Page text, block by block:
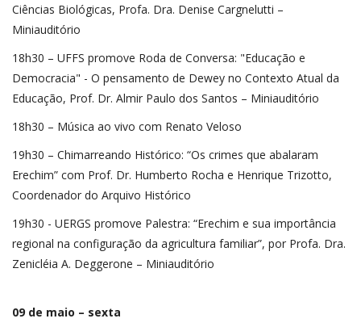
Ciências Biológicas, Profa. Dra. Denise Cargnelutti –
Miniauditório
18h30 – UFFS promove Roda de Conversa: "Educação e
Democracia" - O pensamento de Dewey no Contexto Atual da
Educação, Prof. Dr. Almir Paulo dos Santos – Miniauditório
18h30 – Música ao vivo com Renato Veloso
19h30 – Chimarreando Histórico: “Os crimes que abalaram
Erechim” com Prof. Dr. Humberto Rocha e Henrique Trizotto,
Coordenador do Arquivo Histórico
19h30 - UERGS promove Palestra: “Erechim e sua importância
regional na configuração da agricultura familiar”, por Profa. Dra.
Zenicléia A. Deggerone – Miniauditório
09 de maio – sexta